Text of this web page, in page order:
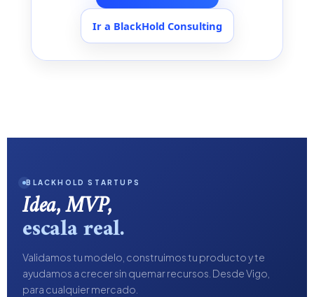
Ir a BlackHold Consulting
BLACKHOLD STARTUPS
Idea, MVP,
escala real.
Validamos tu modelo, construimos tu producto y te
ayudamos a crecer sin quemar recursos. Desde Vigo,
para cualquier mercado.